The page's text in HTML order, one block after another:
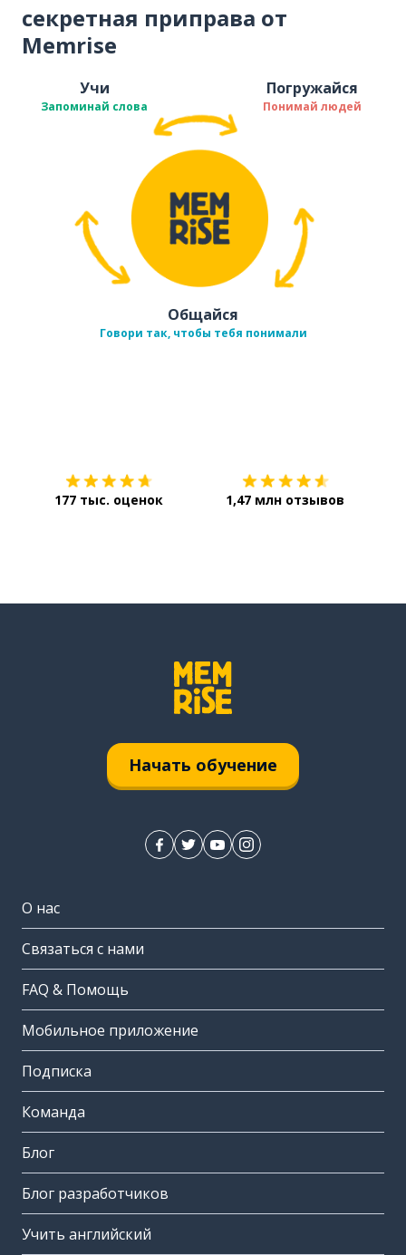
секретная приправа от
Memrise
Учи
Запоминай слова
Погружайся
Понимай людей
Общайся
Говори так, чтобы тебя понимали
177 тыс. оценок 1,47 млн отзывов
Начать обучение
О нас
Связаться с нами
FAQ & Помощь
Мобильное приложение
Подписка
Команда
Блог
Блог разработчиков
Учить английский